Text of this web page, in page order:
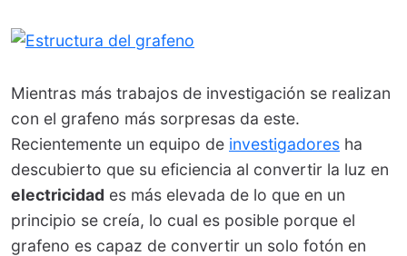
Mientras más trabajos de investigación se realizan
con el grafeno más sorpresas da este.
Recientemente un equipo de investigadores ha
descubierto que su eficiencia al convertir la luz en
electricidad es más elevada de lo que en un
principio se creía, lo cual es posible porque el
grafeno es capaz de convertir un solo fotón en